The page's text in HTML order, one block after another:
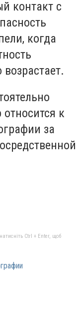
контакт с
когда
относится к
за
Ctrl + Enter, щоб